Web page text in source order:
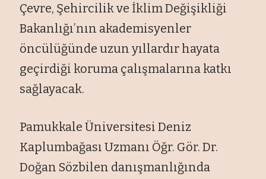
Çevre, Şehircilik ve İklim Değişikliği
Bakanlığı’nın akademisyenler
öncülüğünde uzun yıllardır hayata
geçirdiği koruma çalışmalarına katkı
sağlayacak.
Pamukkale Üniversitesi Deniz
Kaplumbağası Uzmanı Öğr. Gör. Dr.
Doğan Sözbilen danışmanlığında